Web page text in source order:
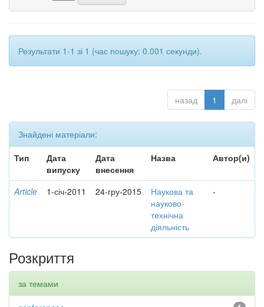
Результати 1-1 зі 1 (час пошуку: 0.001 секунди).
назад 1 далі
Знайдені матеріали:
Тип
Дата
випуску
Дата
внесення
Назва Автор(и)
Article 1-січ-2011 24-гру-2015
Наукова та
науково-
технічна
діяльність
-
Розкриття
за темами